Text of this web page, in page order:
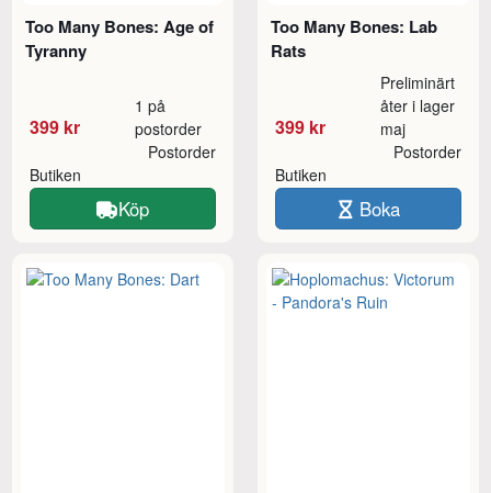
Too Many Bones: Age of
Tyranny
399 kr
1 på
postorder
Butiken
Postorder
Köp
Too Many Bones: Lab
Rats
399 kr
Preliminärt
åter i lager
maj
Butiken
Postorder
Boka